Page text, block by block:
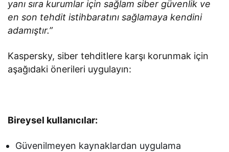
yanı sıra kurumlar için sağlam siber güvenlik ve
en son tehdit istihbaratını sağlamaya kendini
adamıştır.”
Kaspersky, siber tehditlere karşı korunmak için
aşağıdaki önerileri uygulayın:
Bireysel kullanıcılar:
Güvenilmeyen kaynaklardan uygulama